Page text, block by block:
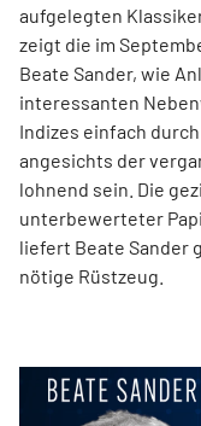
aufgelegten
zeigt die im
Beate Sander, wie
interessanten
Indizes einfach
angesichts der
lohnend sein. Die
unterbewerteter
liefert Beate Sander
nötige Rüstzeug.